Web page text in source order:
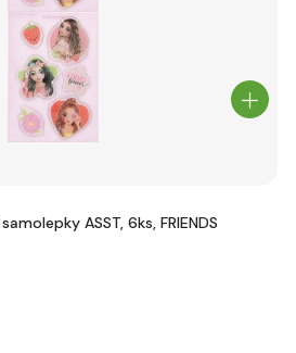
ASST, 6ks, FRIENDS